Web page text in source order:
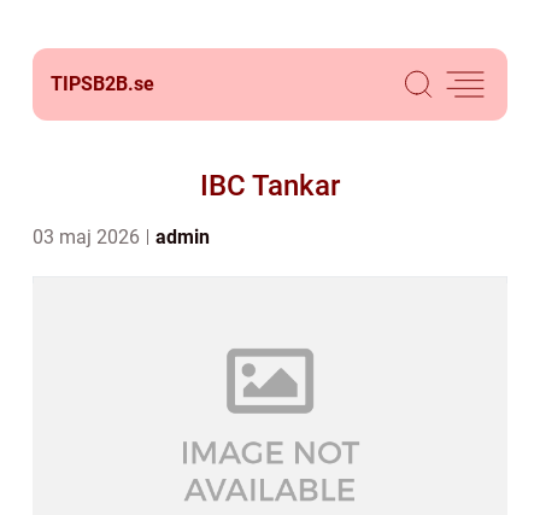
TIPSB2B.se
IBC Tankar
03 maj 2026 admin